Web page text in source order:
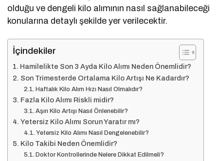
olduğu ve dengeli kilo alımının nasıl sağlanabileceği
konularına detaylı şekilde yer verilecektir.
İçindekiler
Hamilelikte Son 3 Ayda Kilo Alımı Neden Önemlidir?
Son Trimesterde Ortalama Kilo Artışı Ne Kadardır?
Haftalık Kilo Alım Hızı Nasıl Olmalıdır?
Fazla Kilo Alımı Riskli midir?
Aşırı Kilo Artışı Nasıl Önlenebilir?
Yetersiz Kilo Alımı Sorun Yaratır mı?
Yetersiz Kilo Alımı Nasıl Dengelenebilir?
Kilo Takibi Neden Önemlidir?
Doktor Kontrollerinde Nelere Dikkat Edilmeli?